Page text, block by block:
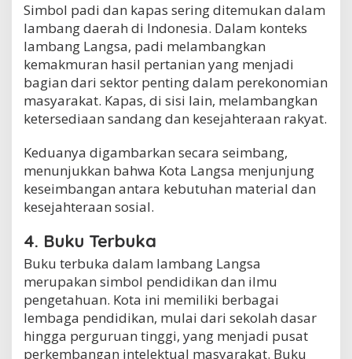
Simbol padi dan kapas sering ditemukan dalam
lambang daerah di Indonesia. Dalam konteks
lambang Langsa, padi melambangkan
kemakmuran hasil pertanian yang menjadi
bagian dari sektor penting dalam perekonomian
masyarakat. Kapas, di sisi lain, melambangkan
ketersediaan sandang dan kesejahteraan rakyat.
Keduanya digambarkan secara seimbang,
menunjukkan bahwa Kota Langsa menjunjung
keseimbangan antara kebutuhan material dan
kesejahteraan sosial.
4. Buku Terbuka
Buku terbuka dalam lambang Langsa
merupakan simbol pendidikan dan ilmu
pengetahuan. Kota ini memiliki berbagai
lembaga pendidikan, mulai dari sekolah dasar
hingga perguruan tinggi, yang menjadi pusat
perkembangan intelektual masyarakat. Buku